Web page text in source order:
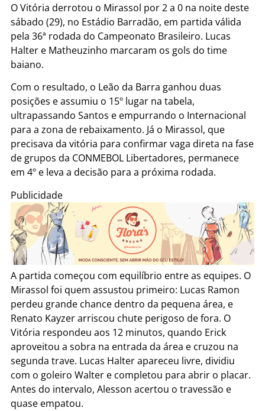
O Vitória derrotou o Mirassol por 2 a 0 na noite deste
sábado (29), no Estádio Barradão, em partida válida
pela 36ª rodada do Campeonato Brasileiro. Lucas
Halter e Matheuzinho marcaram os gols do time
baiano.
Com o resultado, o Leão da Barra ganhou duas
posições e assumiu o 15º lugar na tabela,
ultrapassando Santos e empurrando o Internacional
para a zona de rebaixamento. Já o Mirassol, que
precisava da vitória para confirmar vaga direta na fase
de grupos da CONMEBOL Libertadores, permanece
em 4º e leva a decisão para a próxima rodada.
Publicidade
A partida começou com equilíbrio entre as equipes. O
Mirassol foi quem assustou primeiro: Lucas Ramon
perdeu grande chance dentro da pequena área, e
Renato Kayzer arriscou chute perigoso de fora. O
Vitória respondeu aos 12 minutos, quando Erick
aproveitou a sobra na entrada da área e cruzou na
segunda trave. Lucas Halter apareceu livre, dividiu
com o goleiro Walter e completou para abrir o placar.
Antes do intervalo, Alesson acertou o travessão e
quase empatou.